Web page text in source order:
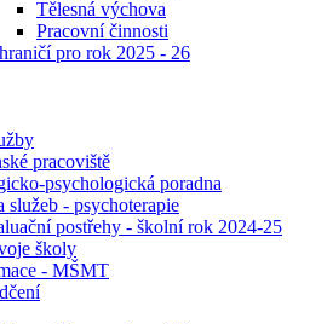
Tělesná výchova
Pracovní činnosti
pro rok 2025 - 26
pracoviště
psychologická poradna
služeb - psychoterapie
postřehy - školní rok 2024-25
školy
- MŠMT